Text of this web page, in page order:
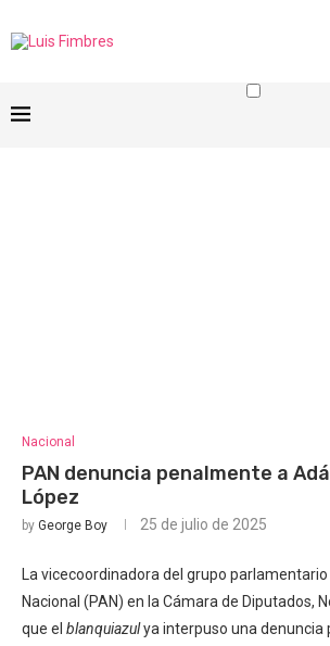
Nacional
PAN denuncia penalmente a
López
by George Boy 25 de julio de 2025
La vicecoordinadora del grupo
Nacional (PAN) en la Cámara de Diputados,
que el blanquiazulya interpuso una denuncia